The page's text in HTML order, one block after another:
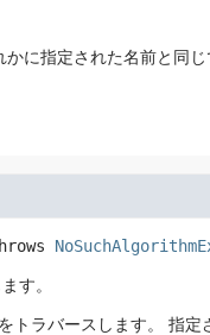
に指定された名前と同じ
す。
ラバースします。
指定